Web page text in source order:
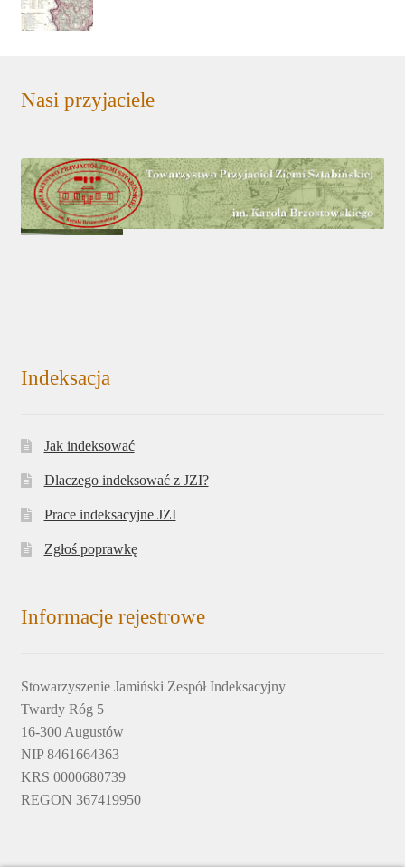
Nasi przyjaciele
Indeksacja
Jak indeksować
Dlaczego indeksować z JZI?
Prace indeksacyjne JZI
Zgłoś poprawkę
Informacje rejestrowe
Stowarzyszenie Jamiński Zespół Indeksacyjny
Twardy Róg 5
16-300 Augustów
NIP 8461664363
KRS 0000680739
REGON 367419950